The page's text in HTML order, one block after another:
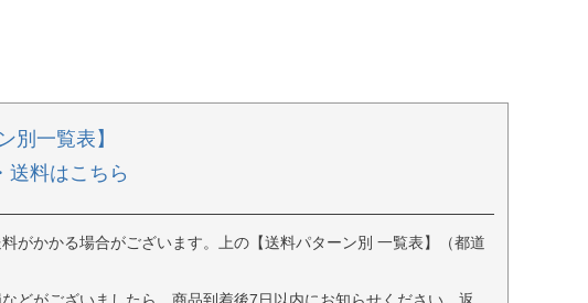
別一覧表】
料はこちら
がかかる場合がございます。上の【送料パターン別 一覧表】（都道